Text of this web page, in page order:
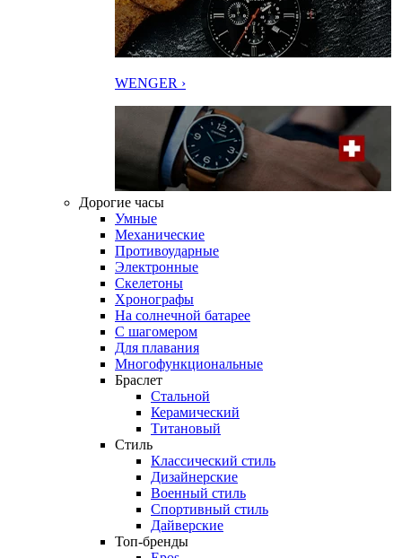
WENGER ›
Дорогие часы
Умные
Механические
Противоударные
Электронные
Скелетоны
Хронографы
На солнечной батарее
С шагомером
Для плавания
Многофункциональные
Браслет
Стальной
Керамический
Титановый
Стиль
Классический стиль
Дизайнерские
Военный стиль
Спортивный стиль
Дайверские
Топ-бренды